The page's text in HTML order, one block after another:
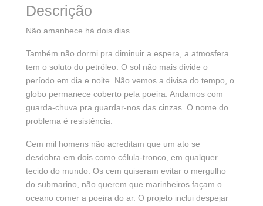
Descrição
Não amanhece há dois dias.
Também não dormi pra diminuir a espera, a atmosfera
tem o soluto do petróleo. O sol não mais divide o
período em dia e noite. Não vemos a divisa do tempo, o
globo permanece coberto pela poeira. Andamos com
guarda-chuva pra guardar-nos das cinzas. O nome do
problema é resistência.
Cem mil homens não acreditam que um ato se
desdobra em dois como célula-tronco, em qualquer
tecido do mundo. Os cem quiseram evitar o mergulho
do submarino, não querem que marinheiros façam o
oceano comer a poeira do ar. O projeto inclui despejar